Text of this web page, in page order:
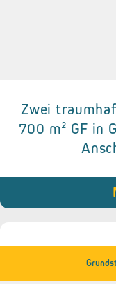
Details zum
● Trinkwasseranschluss
● Anschluss ans
● gesicherte Zufahrt
Zwei
700 m² GF in